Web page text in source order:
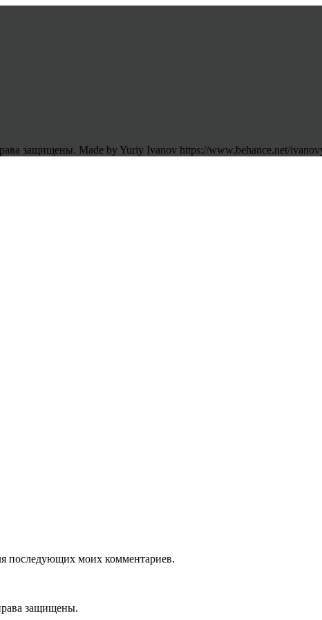
защищены. Made by Yuriy Ivanov https://www.behance.net/
последующих моих комментариев.
защищены.